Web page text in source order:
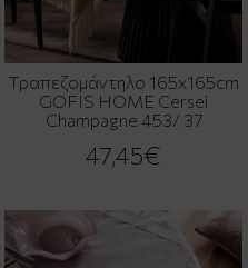
Τραπεζομάντηλο 165x165cm
GOFIS HOME Cersei
Champagne 453/ 37
47,45€